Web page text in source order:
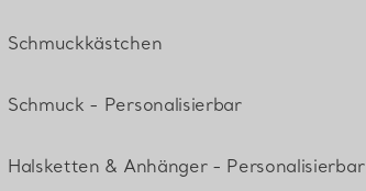
Schmuckkästchen
Schmuck - Personalisierbar
Halsketten & Anhänger - Personalisierbar